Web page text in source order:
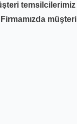
temsilcilerimiz
müşteri